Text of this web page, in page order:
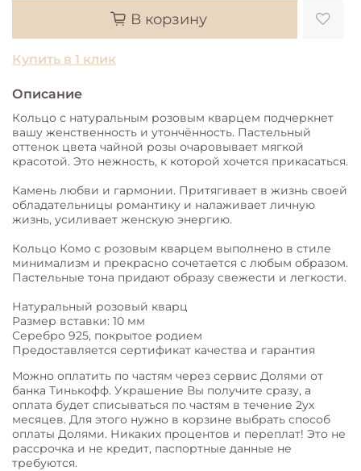
В корзину
Купить в 1 клик
Описание
Кольцо с натуральным розовым кварцем подчеркнет
вашу женственность и утончённость. Пастельный
оттенок цвета чайной розы очаровывает мягкой
красотой. Это нежность, к которой хочется прикасаться.
Камень любви и гармонии. Притягивает в жизнь своей
обладательницы романтику и налаживает личную
жизнь, усиливает женскую энергию.
Кольцо Комо с розовым кварцем выполнено в стиле
минимализм и прекрасно сочетается с любым образом.
Пастельные тона придают образу свежести и легкости.
Натуральный розовый кварц
Размер вставки: 10 мм
Серебро 925, покрытое родием
Предоставляется сертификат качества и гарантия
Можно оплатить по частям через сервис Долями от
банка Тинькофф. Украшение Вы получите сразу, а
оплата будет списываться по частям в течение 2ух
месяцев. Для этого нужно в корзине выбрать способ
оплаты Долями. Никаких процентов и переплат! Это не
рассрочка и не кредит, паспортные данные не
требуются.